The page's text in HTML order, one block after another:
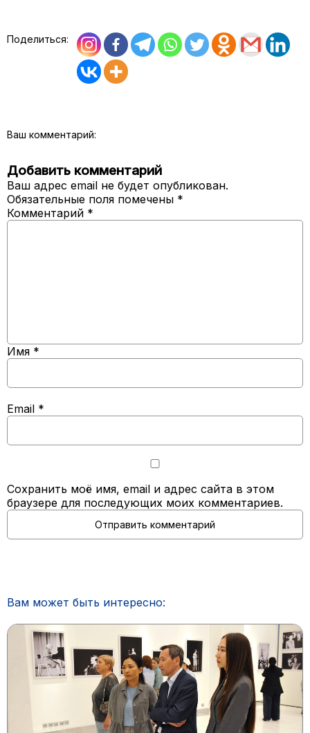
Поделиться:
Ваш комментарий:
Добавить комментарий
Ваш адрес email не будет опубликован.
Обязательные поля помечены *
Комментарий *
Имя *
Email *
Сохранить моё имя, email и адрес сайта в этом
браузере для последующих моих комментариев.
Вам может быть интересно: